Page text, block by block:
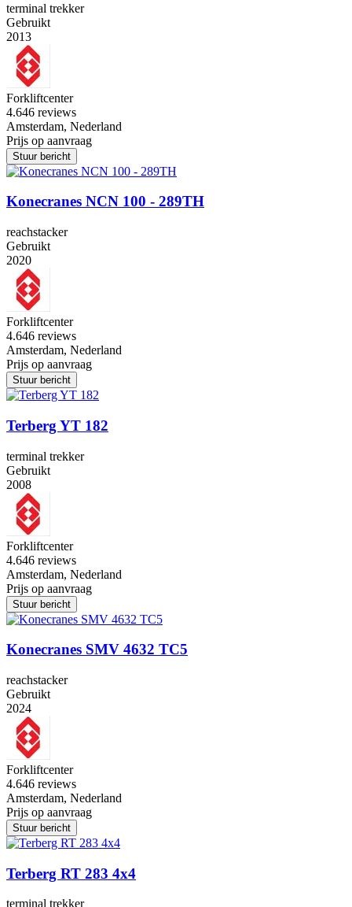
terminal trekker
Gebruikt
2013
Forkliftcenter
4.646 reviews
Amsterdam, Nederland
Prijs op aanvraag
Stuur bericht
Konecranes NCN 100 - 289TH
reachstacker
Gebruikt
2020
Forkliftcenter
4.646 reviews
Amsterdam, Nederland
Prijs op aanvraag
Stuur bericht
Terberg YT 182
terminal trekker
Gebruikt
2008
Forkliftcenter
4.646 reviews
Amsterdam, Nederland
Prijs op aanvraag
Stuur bericht
Konecranes SMV 4632 TC5
reachstacker
Gebruikt
2024
Forkliftcenter
4.646 reviews
Amsterdam, Nederland
Prijs op aanvraag
Stuur bericht
Terberg RT 283 4x4
terminal trekker